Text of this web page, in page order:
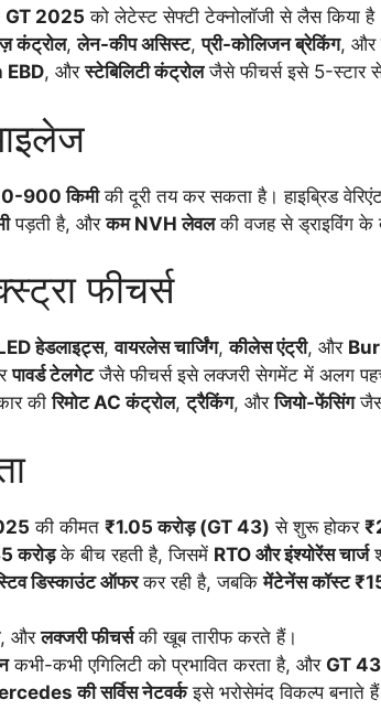
2025 को लेटेस्ट सेफ्टी टेक्नोलॉजी से लैस किया
कंट्रोल,लेन-कीप असिस्ट,प्री-कोलिजन ब्रेकिंग, और
, औरस्टेबिलिटी कंट्रोलजैसे फीचर्स इसे 5-स्टार
900 किमीकी दूरी तय कर सकता है। हाइब्रिड
पड़ती है, औरकम NVH लेवलकी वजह से ड्राइविंग के
फीचर्स
हेडलाइट्स,वायरलेस चार्जिंग,कीलेस एंट्री, और
पावर्ड टेलगेटजैसे फीचर्स इसे लक्जरी सेगमेंट में अलग
कीरिमोट AC कंट्रोल,ट्रैकिंग, औरजियो-फेंसिंग
की कीमत ₹1.05 करोड़ (GT 43) से शुरू होकर
करोड़के बीच रहती है, जिसमें RTO और इंश्योरेंस चार्ज
डिस्काउंट ऑफरकर रही है, जबकिमेंटेनेंस कॉस्ट
, औरलक्जरी फीचर्सकी खूब तारीफ करते हैं।
कभी-कभी एगिलिटी को प्रभावित करता है, और GT 43
की सर्विस नेटवर्कइसे भरोसेमंद विकल्प बनाते